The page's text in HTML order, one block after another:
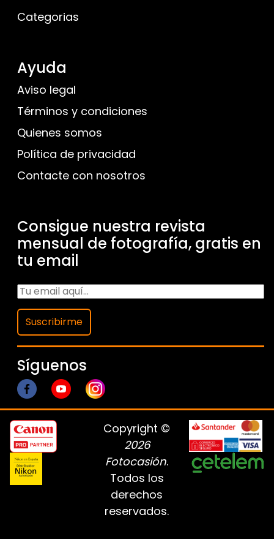
Categorias
Ayuda
Aviso legal
Términos y condiciones
Quienes somos
Política de privacidad
Contacte con nosotros
Consigue nuestra revista
mensual de fotografía, gratis en
tu email
Suscribirme
Síguenos
Copyright ©
2026
Fotocasión.
Todos los
derechos
reservados.